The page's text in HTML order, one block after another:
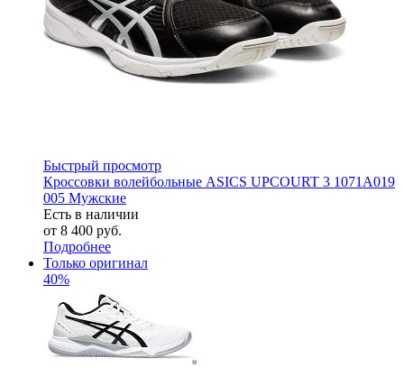
Быстрый просмотр
Кроссовки волейбольные ASICS UPCOURT 3 1071A019
005 Мужские
Есть в наличии
от 8 400 руб.
Подробнее
Только оригинал
40%